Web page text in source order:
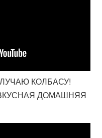
КОЛБАСУ!
ДОМАШНЯЯ